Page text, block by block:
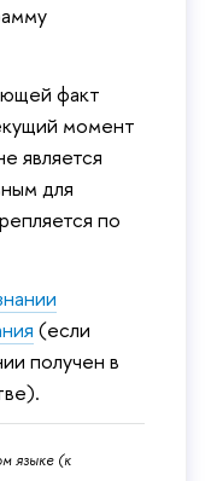
факт
момент
является
для
по
(если
получен в
языке (к